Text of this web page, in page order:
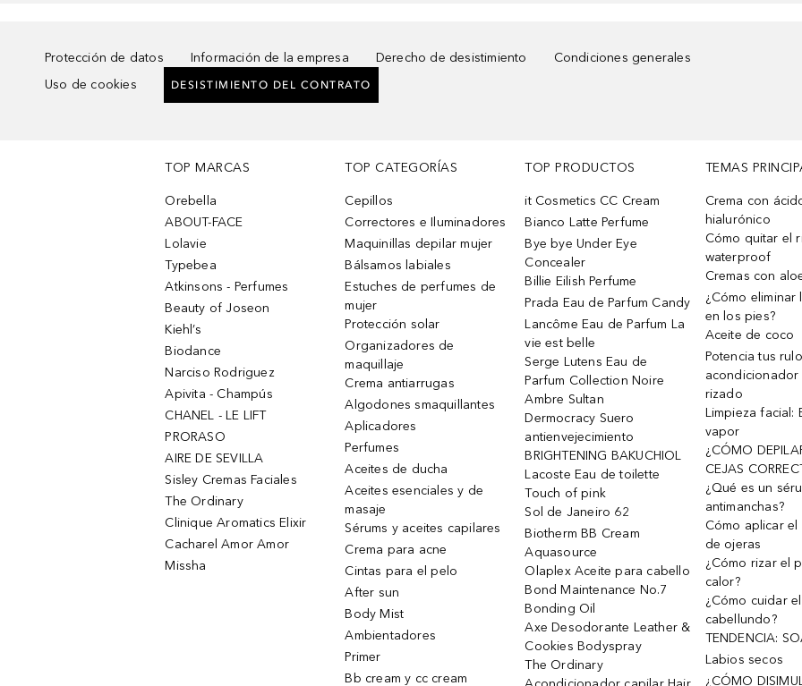
Protección de datos Información de la empresa Derecho de desistimiento
Condiciones generales
Uso de cookies
DESISTIMIENTO DEL CONTRATO
TOP MARCAS
Orebella
ABOUT-FACE
Lolavie
Typebea
Atkinsons - Perfumes
Beauty of Joseon
Kiehl’s
Biodance
Narciso Rodriguez
Apivita - Champús
CHANEL - LE LIFT
PRORASO
AIRE DE SEVILLA
Sisley Cremas Faciales
The Ordinary
Clinique Aromatics Elixir
Cacharel Amor Amor
Missha
TOP CATEGORÍAS
Cepillos
Correctores e Iluminadores
Maquinillas depilar mujer
Bálsamos labiales
Estuches de perfumes de
mujer
Protección solar
Organizadores de
maquillaje
Crema antiarrugas
Algodones smaquillantes
Aplicadores
Perfumes
Aceites de ducha
Aceites esenciales y de
masaje
Sérums y aceites capilares
Crema para acne
Cintas para el pelo
After sun
Body Mist
Ambientadores
Primer
Bb cream y cc cream
TOP PRODUCTOS
it Cosmetics CC Cream
Bianco Latte Perfume
Bye bye Under Eye
Concealer
Billie Eilish Perfume
Prada Eau de Parfum Candy
Lancôme Eau de Parfum La
vie est belle
Serge Lutens Eau de
Parfum Collection Noire
Ambre Sultan
Dermocracy Suero
antienvejecimiento
BRIGHTENING BAKUCHIOL
Lacoste Eau de toilette
Touch of pink
Sol de Janeiro 62
Biotherm BB Cream
Aquasource
Olaplex Aceite para cabello
Bond Maintenance No.7
Bonding Oil
Axe Desodorante Leather &
Cookies Bodyspray
The Ordinary
TEMAS
Crema con
hialurónico
Cómo quitar el
waterproof
Cremas con
¿Cómo eliminar
en los pies?
Aceite de coco
Potencia tus
rizado
Limpieza facial:
vapor
¿CÓMO
CEJAS
¿Qué es un
antimanchas?
Cómo aplicar
de ojeras
¿Cómo rizar el
calor?
¿Cómo cuidar
cabellundo?
TENDENCIA:
Labios secos
¿CÓMO